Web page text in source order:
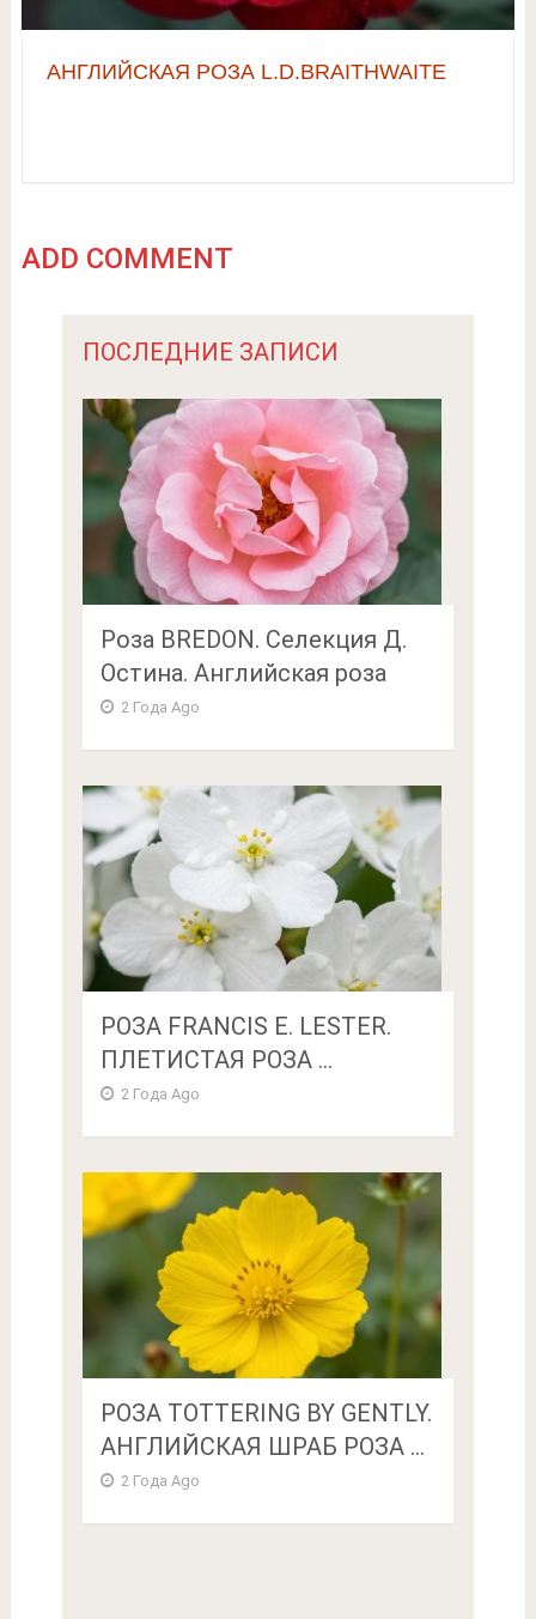
АНГЛИЙСКАЯ РОЗА L.D.BRAITHWAITE
ADD COMMENT
ПОСЛЕДНИЕ ЗАПИСИ
Роза BREDON. Селекция Д.
Остина. Английская роза
2 Года Ago
РОЗА FRANCIS E. LESTER.
ПЛЕТИСТАЯ РОЗА ...
2 Года Ago
РОЗА TOTTERING BY GENTLY.
АНГЛИЙСКАЯ ШРАБ РОЗА ...
2 Года Ago